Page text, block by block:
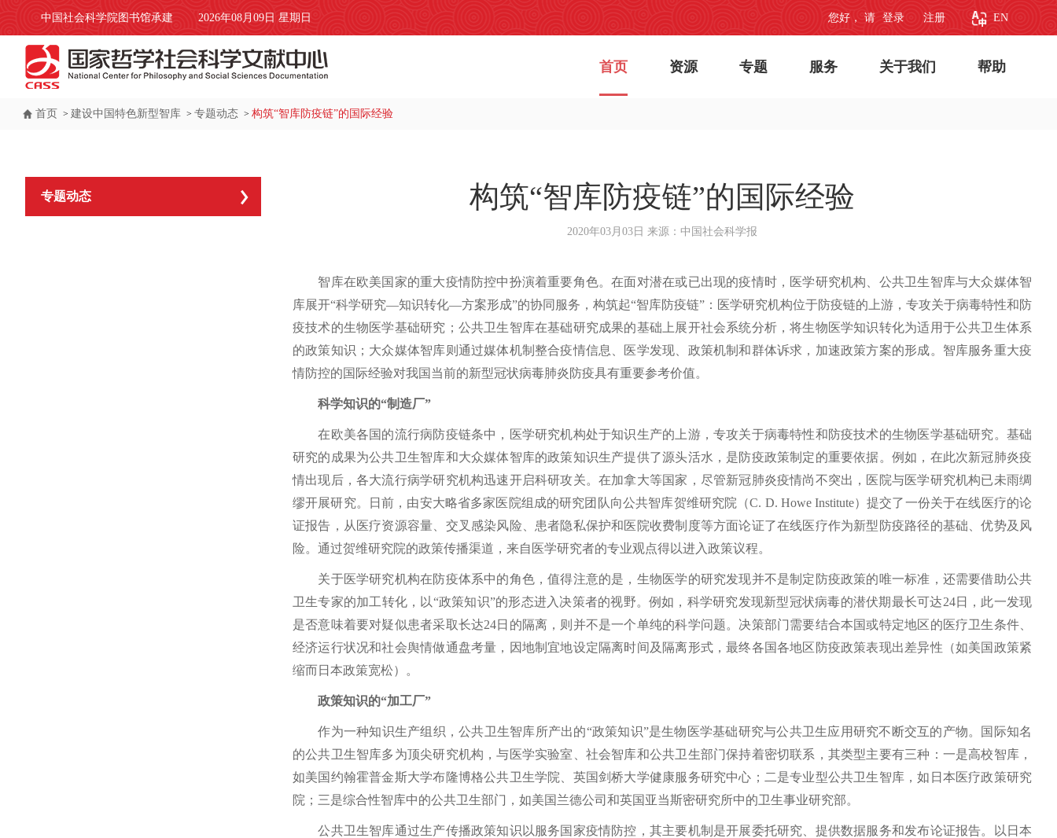
您好， 请 登录 注册 EN
2026年08月09日 星期日
中国社会科学院图书馆承建
首页 资源 专题 服务 关于我们 帮助
首页 > 建设中国特色新型智库 > 专题动态 > 构筑“智库防疫链”的国际经验
专题动态 构筑“智库防疫链”的国际经验
2020年03月03日 来源：中国社会科学报
智库在欧美国家的重大疫情防控中扮演着重要角色。在面对潜在或已出现的疫情时，医学研究机构、公共卫生智库与大众媒体智
库展开“科学研究—知识转化—方案形成”的协同服务，构筑起“智库防疫链”：医学研究机构位于防疫链的上游，专攻关于病毒特性和防
疫技术的生物医学基础研究；公共卫生智库在基础研究成果的基础上展开社会系统分析，将生物医学知识转化为适用于公共卫生体系
的政策知识；大众媒体智库则通过媒体机制整合疫情信息、医学发现、政策机制和群体诉求，加速政策方案的形成。智库服务重大疫
情防控的国际经验对我国当前的新型冠状病毒肺炎防疫具有重要参考价值。
科学知识的“制造厂”
在欧美各国的流行病防疫链条中，医学研究机构处于知识生产的上游，专攻关于病毒特性和防疫技术的生物医学基础研究。基础
研究的成果为公共卫生智库和大众媒体智库的政策知识生产提供了源头活水，是防疫政策制定的重要依据。例如，在此次新冠肺炎疫
情出现后，各大流行病学研究机构迅速开启科研攻关。在加拿大等国家，尽管新冠肺炎疫情尚不突出，医院与医学研究机构已未雨绸
缪开展研究。日前，由安大略省多家医院组成的研究团队向公共智库贺维研究院（C. D. Howe Institute）提交了一份关于在线医疗的论
证报告，从医疗资源容量、交叉感染风险、患者隐私保护和医院收费制度等方面论证了在线医疗作为新型防疫路径的基础、优势及风
险。通过贺维研究院的政策传播渠道，来自医学研究者的专业观点得以进入政策议程。
关于医学研究机构在防疫体系中的角色，值得注意的是，生物医学的研究发现并不是制定防疫政策的唯一标准，还需要借助公共
卫生专家的加工转化，以“政策知识”的形态进入决策者的视野。例如，科学研究发现新型冠状病毒的潜伏期最长可达24日，此一发现
是否意味着要对疑似患者采取长达24日的隔离，则并不是一个单纯的科学问题。决策部门需要结合本国或特定地区的医疗卫生条件、
经济运行状况和社会舆情做通盘考量，因地制宜地设定隔离时间及隔离形式，最终各国各地区防疫政策表现出差异性（如美国政策紧
缩而日本政策宽松）。
政策知识的“加工厂”
作为一种知识生产组织，公共卫生智库所产出的“政策知识”是生物医学基础研究与公共卫生应用研究不断交互的产物。国际知名
的公共卫生智库多为顶尖研究机构，与医学实验室、社会智库和公共卫生部门保持着密切联系，其类型主要有三种：一是高校智库，
如美国约翰霍普金斯大学布隆博格公共卫生学院、英国剑桥大学健康服务研究中心；二是专业型公共卫生智库，如日本医疗政策研究
院；三是综合性智库中的公共卫生部门，如美国兰德公司和英国亚当斯密研究所中的卫生事业研究部。
公共卫生智库通过生产传播政策知识以服务国家疫情防控，其主要机制是开展委托研究、提供数据服务和发布论证报告。以日本